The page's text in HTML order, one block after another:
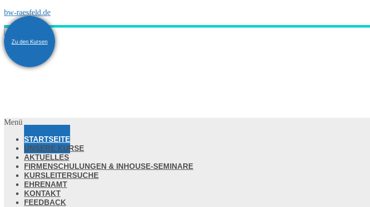
bw-raesfeld.de
Zu den Kursen
Menü
STARTSEITE
UNSERE KURSE
AKTUELLES
FIRMENSCHULUNGEN & INHOUSE-SEMINARE
KURSLEITERSUCHE
EHRENAMT
KONTAKT
FEEDBACK